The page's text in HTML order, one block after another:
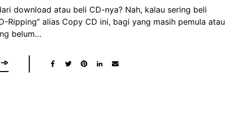
download atau beli CD-nya? Nah, kalau sering beli
Ripping” alias Copy CD ini, bagi yang masih pemula atau
belum…